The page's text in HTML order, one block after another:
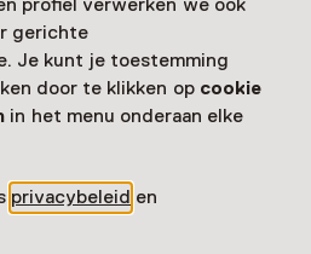
profiel verwerken we ook
gerichte
Je kunt je toestemming
door te klikken op cookie
in het menu onderaan elke
privacybeleid en